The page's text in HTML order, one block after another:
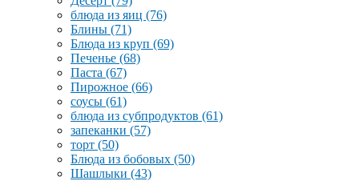
блюда из яиц (76)
Блины (71)
Блюда из круп (69)
Печенье (68)
Паста (67)
Пирожное (66)
соусы (61)
блюда из субпродуктов (61)
запеканки (57)
торт (50)
Блюда из бобовых (50)
Шашлыки (43)